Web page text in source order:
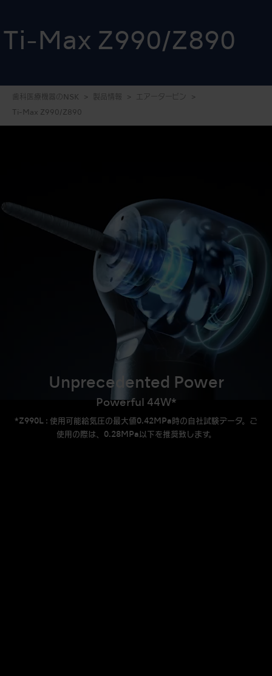
Ti-Max Z990/Z890
歯科医療機器のNSK 製品情報 エアータービン
Ti-Max Z990/Z890
Unprecedented Power
Powerful 44W*
*Z990L : 使用可能給気圧の最大値0.42MPa時の自社試験データ。ご
使用の際は、0.28MPa以下を推奨致します。